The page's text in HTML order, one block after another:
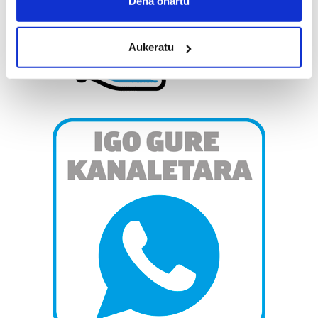
Identify your device by actively scanning it for
specific characteristics (fingerprinting)
Find out more about how your personal data is processed
Guk eta gure bazkideek zure datu pertsonalak
prozesatzen ditugu, zure IP zenbakia, besteak beste,
teknologia erabiliz, cookieak adibidez, iragarki eta eduki
neurtzeko, jendeari buruzko informazioa biltzeko eta
produktuak garatzeko. Zure datuak nork eta zertarako
erabiltzen dituen hauta dezakezu.
Bazkide batzuek ez dizute baimenik eskatzen, eta beren
interes komertzial legitimoetan babesten dira. Ikusi gure
bazkideen zerrenda, beren ustez zein helburutarako
Aukeratu